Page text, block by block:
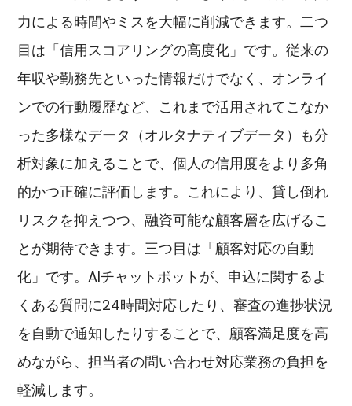
力による時間やミスを大幅に削減できます。二つ
目は「信用スコアリングの高度化」です。従来の
年収や勤務先といった情報だけでなく、オンライ
ンでの行動履歴など、これまで活用されてこなか
った多様なデータ（オルタナティブデータ）も分
析対象に加えることで、個人の信用度をより多角
的かつ正確に評価します。これにより、貸し倒れ
リスクを抑えつつ、融資可能な顧客層を広げるこ
とが期待できます。三つ目は「顧客対応の自動
化」です。AIチャットボットが、申込に関するよ
くある質問に24時間対応したり、審査の進捗状況
を自動で通知したりすることで、顧客満足度を高
めながら、担当者の問い合わせ対応業務の負担を
軽減します。